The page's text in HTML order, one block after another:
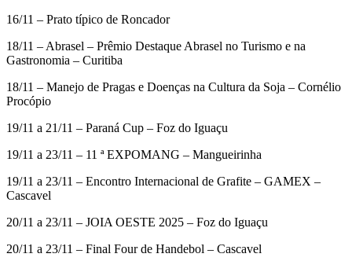
16/11 – Prato típico de Roncador
18/11 – Abrasel – Prêmio Destaque Abrasel no Turismo e na
Gastronomia – Curitiba
18/11 – Manejo de Pragas e Doenças na Cultura da Soja – Cornélio
Procópio
19/11 a 21/11 – Paraná Cup – Foz do Iguaçu
19/11 a 23/11 – 11 ª EXPOMANG – Mangueirinha
19/11 a 23/11 – Encontro Internacional de Grafite – GAMEX –
Cascavel
20/11 a 23/11 – JOIA OESTE 2025 – Foz do Iguaçu
20/11 a 23/11 – Final Four de Handebol – Cascavel